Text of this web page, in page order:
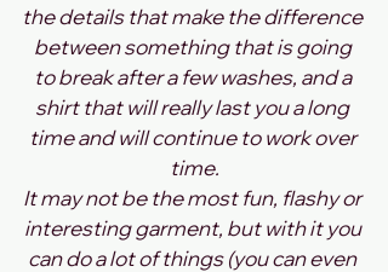
the details that make the difference
between something that is going
to break after a few washes, and a
shirt that will really last you a long
time and will continue to work over
time.
It may not be the most fun, flashy or
interesting garment, but with it you
can do a lot of things (you can even